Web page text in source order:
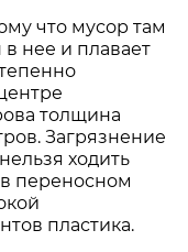
что мусор там
нее и плавает
толщина
Загрязнение
ходить
в переносном
пластика.